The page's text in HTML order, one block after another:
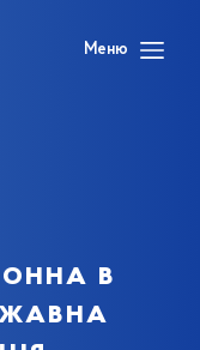
Меню
в